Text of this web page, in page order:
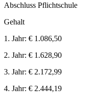
Abschluss Pflichtschule
Gehalt
1. Jahr: € 1.086,50
2. Jahr: € 1.628,90
3. Jahr: € 2.172,99
4. Jahr: € 2.444,19